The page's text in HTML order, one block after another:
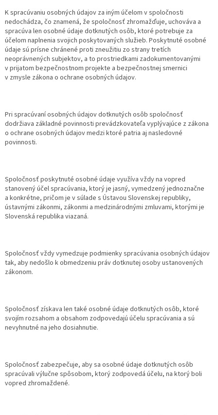
K spracúvaniu osobných údajov za iným účelom v spoločnosti
nedochádza, čo znamená, že spoločnosť zhromažďuje, uchováva a
spracúva len osobné údaje dotknutých osôb, ktoré potrebuje za
účelom naplnenia svojich poskytovaných služieb. Poskytnuté osobné
údaje sú prísne chránené proti zneužitiu zo strany tretích
neoprávnených subjektov, a to prostriedkami zadokumentovanými
v prijatom bezpečnostnom projekte a bezpečnostnej smernici
v zmysle zákona o ochrane osobných údajov.
Pri spracúvaní osobných údajov dotknutých osôb spoločnosť
dodržiava základné povinnosti prevádzkovateľa vyplývajúce z zákona
o ochrane osobných údajov medzi ktoré patria aj nasledovné
povinnosti.
Spoločnosť poskytnuté osobné údaje využíva vždy na vopred
stanovený účel spracúvania, ktorý je jasný, vymedzený jednoznačne
a konkrétne, pričom je v súlade s Ústavou Slovenskej republiky,
ústavnými zákonmi, zákonmi a medzinárodnými zmluvami, ktorými je
Slovenská republika viazaná.
Spoločnosť vždy vymedzuje podmienky spracúvania osobných údajov
tak, aby nedošlo k obmedzeniu práv dotknutej osoby ustanovených
zákonom.
Spoločnosť získava len také osobné údaje dotknutých osôb, ktoré
svojím rozsahom a obsahom zodpovedajú účelu spracúvania a sú
nevyhnutné na jeho dosiahnutie.
Spoločnosť zabezpečuje, aby sa osobné údaje dotknutých osôb
spracúvali výlučne spôsobom, ktorý zodpovedá účelu, na ktorý boli
vopred zhromaždené.